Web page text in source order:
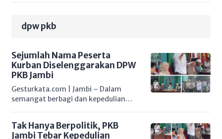
dpw pkb
Sejumlah Nama Peserta
Kurban Diselenggarakan DPW
PKB Jambi
Gesturkata.com | Jambi – Dalam
semangat berbagi dan kepedulian
(DPW) Partai Kebangkitan Bangsa
Tak Hanya Berpolitik, PKB
Jambi Tebar Kepedulian